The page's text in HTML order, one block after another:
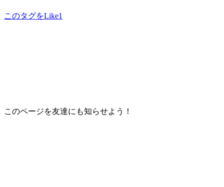
このタグをLike1
このページを友達にも知らせよう！